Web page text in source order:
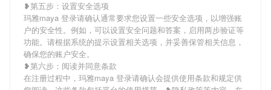
❥第五步：设置安全选项
玛雅maya 登录请确认通常要求您设置一些安全选项，以增强账
户的安全性。例如，可以设置安全问题和答案，启用两步验证等
功能。请根据系统的提示设置相关选项，并妥善保管相关信息，
确保您的账户安全。
❥第六步：阅读并同意条款
在注册过程中，玛雅maya 登录请确认会提供使用条款和规定供